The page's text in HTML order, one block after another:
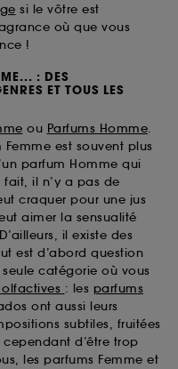
si le vôtre est
où que vous
!
: DES
ET TOUS LES
ou Parfums Homme.
est souvent plus
parfum Homme qui
il n’y a pas de
craquer pour une jus
aimer la sensualité
il existe des
est d’abord question
catégorie où vous
: les parfums
ont aussi leurs
subtiles, fruitées
d’être trop
les parfums Femme et